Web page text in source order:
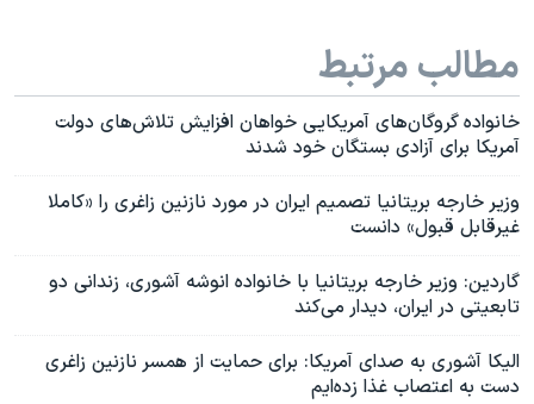
مطالب مرتبط
خانواده گروگان‌های آمریکایی خواهان افزایش تلاش‌های دولت
آمریکا برای آزادی بستگان خود شدند
وزیر خارجه بریتانیا تصمیم ایران در مورد نازنین زاغری را «کاملا
غیرقابل قبول» دانست
گاردین: وزیر خارجه بریتانیا با خانواده انوشه آشوری، زندانی دو
تابعیتی در ایران، دیدار می‌کند
الیکا آشوری به صدای آمریکا: برای حمایت از همسر نازنین زاغری
دست به اعتصاب غذا زده‌ایم